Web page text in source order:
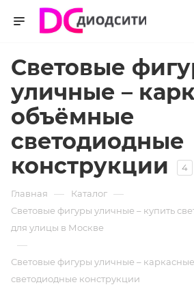
Световые
уличные –
объёмные
светодиодные
конструкции
4
Главная — Каталог —
Световые фигуры уличные – купить
для улицы в Москве
—
Световые фигуры уличные –
светодиодные конструкции